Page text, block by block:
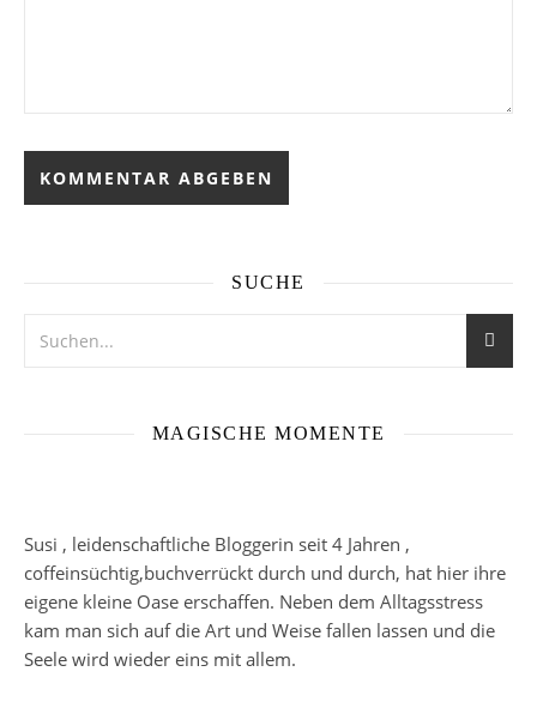
SUCHE
MAGISCHE MOMENTE
Susi , leidenschaftliche Bloggerin seit 4 Jahren ,
coffeinsüchtig,buchverrückt durch und durch, hat hier ihre
eigene kleine Oase erschaffen. Neben dem Alltagsstress
kam man sich auf die Art und Weise fallen lassen und die
Seele wird wieder eins mit allem.